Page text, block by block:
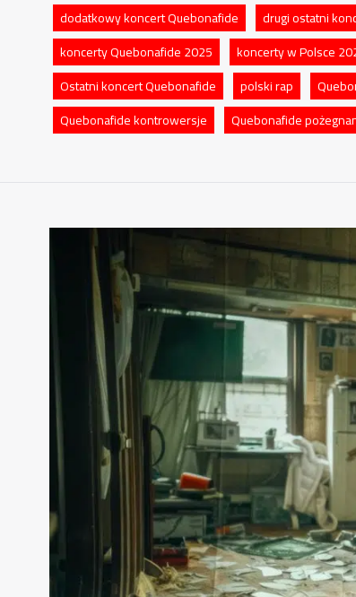
dodatkowy koncert Quebonafide drugi ostatni
koncerty Quebonafide 2025
koncerty w Polsce
Ostatni koncert Quebonafide
polski rap
Quebonafide kontrowersje
Quebonafide